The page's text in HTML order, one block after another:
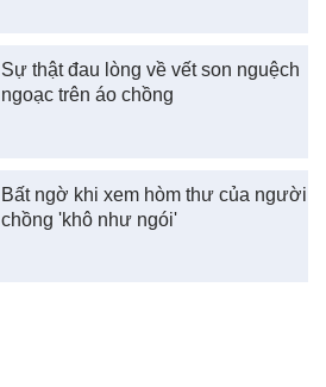
Sự thật đau lòng về vết son nguệch
ngoạc trên áo chồng
Bất ngờ khi xem hòm thư của người
chồng 'khô như ngói'